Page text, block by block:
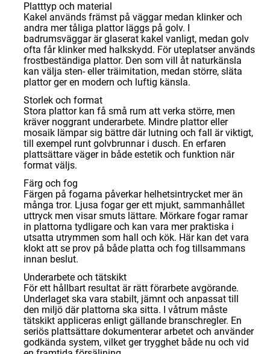
Platttyp och material
Kakel används främst på väggar medan klinker och
andra mer tåliga plattor läggs på golv. I
badrumsväggar är glaserat kakel vanligt, medan golv
ofta får klinker med halkskydd. För uteplatser används
frostbeständiga plattor. Den som vill åt naturkänsla
kan välja sten- eller träimitation, medan större, släta
plattor ger en modern och luftig känsla.
Storlek och format
Stora plattor kan få små rum att verka större, men
kräver noggrant underarbete. Mindre plattor eller
mosaik lämpar sig bättre där lutning och fall är viktigt,
till exempel runt golvbrunnar i dusch. En erfaren
plattsättare väger in både estetik och funktion när
format väljs.
Färg och fog
Färgen på fogarna påverkar helhetsintrycket mer än
många tror. Ljusa fogar ger ett mjukt, sammanhållet
uttryck men visar smuts lättare. Mörkare fogar ramar
in plattorna tydligare och kan vara mer praktiska i
utsatta utrymmen som hall och kök. Här kan det vara
klokt att se prov på både platta och fog tillsammans
innan beslut.
Underarbete och tätskikt
För ett hållbart resultat är rätt förarbete avgörande.
Underlaget ska vara stabilt, jämnt och anpassat till
den miljö där plattorna ska sitta. I våtrum måste
tätskikt appliceras enligt gällande branschregler. En
seriös plattsättare dokumenterar arbetet och använder
godkända system, vilket ger trygghet både nu och vid